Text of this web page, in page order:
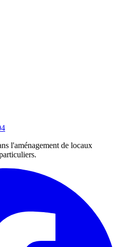
l'aménagement de locaux